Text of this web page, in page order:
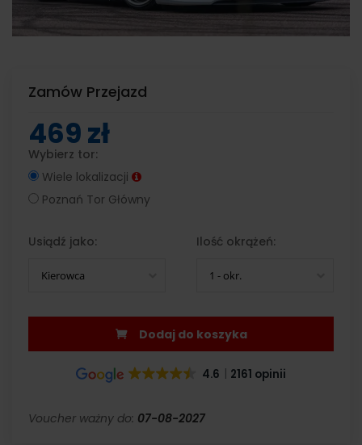
Zamów Przejazd
469 zł
Wybierz tor:
Wiele lokalizacji
Poznań Tor Główny
Usiądź jako:
Kierowca
Ilość okrążeń:
1 - okr.
Dodaj do koszyka
4.6 2161 opinii
Voucher ważny do: 07-08-2027